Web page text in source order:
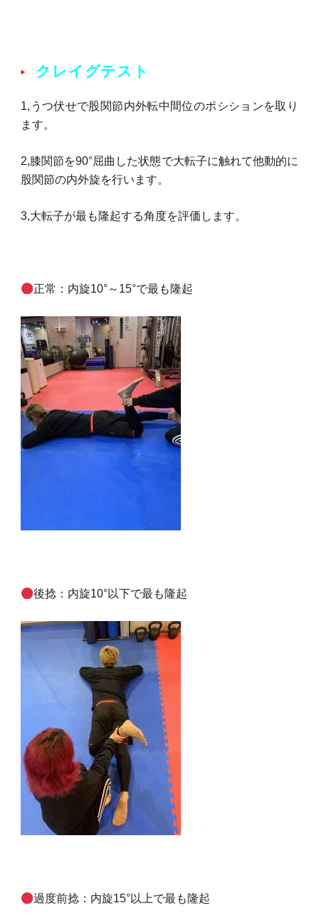
クレイグテスト
1,うつ伏せで股関節内外転中間位のポシションを取り
ます。
2,膝関節を90°屈曲した状態で大転子に触れて他動的に
股関節の内外旋を行います。
3,大転子が最も隆起する角度を評価します。
正常：内旋10°～15°で最も隆起
後捻：内旋10°以下で最も隆起
過度前捻：内旋15°以上で最も隆起